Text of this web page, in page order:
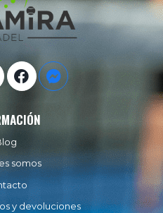
somos
y devoluciones